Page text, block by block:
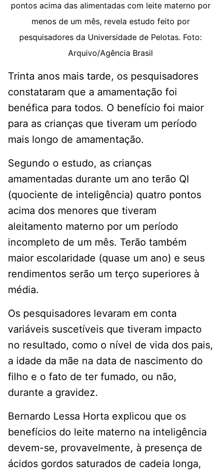
pontos acima das alimentadas com leite materno por
menos de um mês, revela estudo feito por
pesquisadores da Universidade de Pelotas. Foto:
Arquivo/Agência Brasil
Trinta anos mais tarde, os pesquisadores
constataram que a amamentação foi
benéfica para todos. O benefício foi maior
para as crianças que tiveram um período
mais longo de amamentação.
Segundo o estudo, as crianças
amamentadas durante um ano terão QI
(quociente de inteligência) quatro pontos
acima dos menores que tiveram
aleitamento materno por um período
incompleto de um mês. Terão também
maior escolaridade (quase um ano) e seus
rendimentos serão um terço superiores à
média.
Os pesquisadores levaram em conta
variáveis suscetíveis que tiveram impacto
no resultado, como o nível de vida dos pais,
a idade da mãe na data de nascimento do
filho e o fato de ter fumado, ou não,
durante a gravidez.
Bernardo Lessa Horta explicou que os
benefícios do leite materno na inteligência
devem-se, provavelmente, à presença de
ácidos gordos saturados de cadeia longa,